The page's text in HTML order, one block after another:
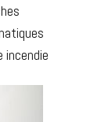
incendie